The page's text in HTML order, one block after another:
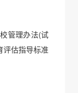
管理办法(试
估指导标准